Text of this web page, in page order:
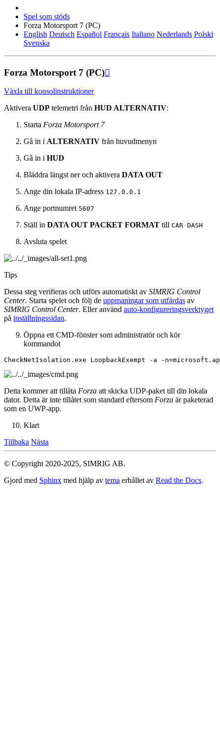
Spel som stöds
Forza Motorsport 7 (PC)
English Deutsch Español Français Italiano Nederlands Polski
Svenska
Forza Motorsport 7 (PC)
Växla till konsolinstruktioner
Aktivera UDP telemetri från HUD ALTERNATIV:
Starta Forza Motorsport 7
Gå in i ALTERNATIV från huvudmenyn
Gå in i HUD
Bläddra längst ner och aktivera DATA OUT
Ange din lokala IP-adress 127.0.0.1
Ange portnumret 5607
Ställ in DATA OUT PACKET FORMAT till CAR DASH
Avsluta spelet
Tips
Dessa steg verifieras och utförs automatiskt av SIMRIG Control
Center. Starta spelet och följ de uppmaningar som utfärdas av
SIMRIG Control Center. Eller använd auto-konfigureringsverktyget
på inställningssidan.
Öppna ett CMD-fönster som administratör och kör
kommandot
CheckNetIsolation.exe LoopbackExempt -a -n=
Detta kommer att tillåta Forza att skicka UDP-paket till din lokala
dator. Detta är inte tillåtet som standard eftersom Forza är paketerad
som en UWP-app.
Klart
Tillbaka Nästa
© Copyright 2020-2025, SIMRIG AB.
Gjord med Sphinx med hjälp av tema erhållet av Read the Docs.